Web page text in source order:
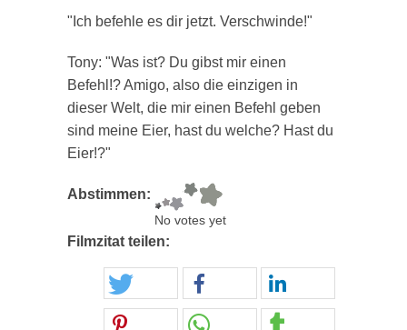
"Ich befehle es dir jetzt. Verschwinde!"
Tony: "Was ist? Du gibst mir einen
Befehl!? Amigo, also die einzigen in
dieser Welt, die mir einen Befehl geben
sind meine Eier, hast du welche? Hast du
Eier!?"
Abstimmen:
No votes yet
Filmzitat teilen: